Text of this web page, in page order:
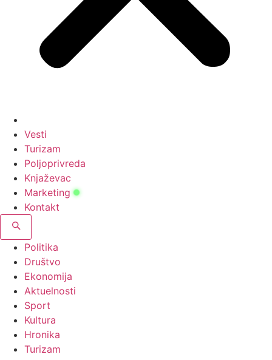
Vesti
Turizam
Poljoprivreda
Knjaževac
Marketing
Kontakt
Politika
Društvo
Ekonomija
Aktuelnosti
Sport
Kultura
Hronika
Turizam